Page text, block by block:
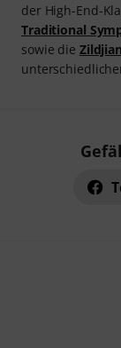
der High-End-
Traditional
sowie die